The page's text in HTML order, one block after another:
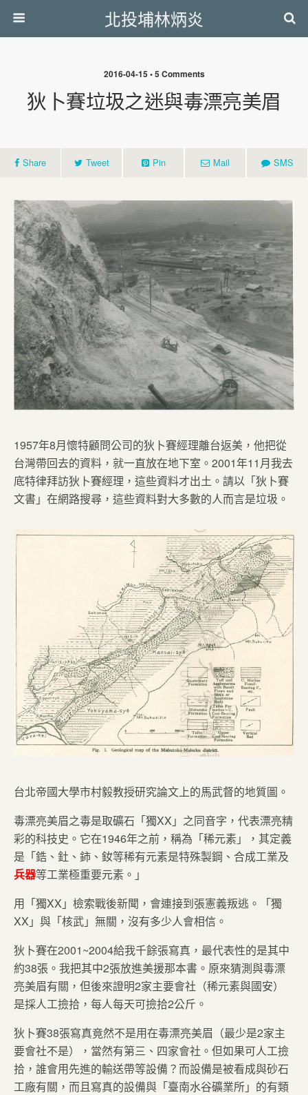
北投埔林炳炎
2016-04-15 • 5 Comments
狄卜賽垃圾之迷與毒漂亮美眉
Share Tweet Pin Mail SMS
1957年8月懷特顧問公司的狄卜賽經理離台返美，他把從
台灣帶回去的資料，就一直放在地下室。2001年11月我去
底特律拜訪狄卜賽經理，這些資料才出土。請以「狄卜賽
文書」在網路搜尋，這些資料對大多數的人而言是垃圾。
台北帝國大學市村毅教授研究論文上的馬武督的地質圖。
毒漂亮美眉之毒是取礦石「獨XX」之同音字，代表漂亮精
彩的科技史。它在1946年之前，稱為「稀元素」，其定義
是「鋯、釷、鈰、釹等稀有元素是特殊製鋼、合成工業及
兵器等工業極重要元素。」
用「獨XX」檢索戰後新聞，會連接到張憲義叛逃。「獨
XX」與「核武」無關，沒有多少人會相信。
狄卜賽在2001~2004給我千餘張寫真，最代表性的是其中
約38張。我把其中2張放進美援那本書。原來猜測與毒漂
亮美眉有關，但後來證明2家主要會社（稀元素與國安）
是採人工撿拾，每人每天可撿拾2公斤。
狄卜賽38張寫真竟然不是用在毒漂亮美眉（最少是2家主
要會社不是），當然有第三、四家會社。但如果可人工撿
拾，誰會用先進的輸送帶等設備？而設備是被看成與砂石
工廠有關，而且寫真的設備與「臺南水谷礦業所」的有類